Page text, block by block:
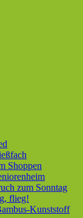
Shoppen
zum Sonntag
flieg!
Kunststoff